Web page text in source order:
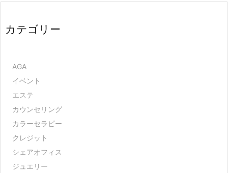
カテゴリー
AGA
イベント
エステ
カウンセリング
カラーセラピー
クレジット
シェアオフィス
ジュエリー